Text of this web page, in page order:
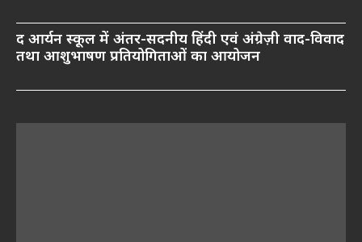
द आर्यन स्कूल में अंतर-सदनीय हिंदी एवं अंग्रेज़ी वाद-विवाद
तथा आशुभाषण प्रतियोगिताओं का आयोजन